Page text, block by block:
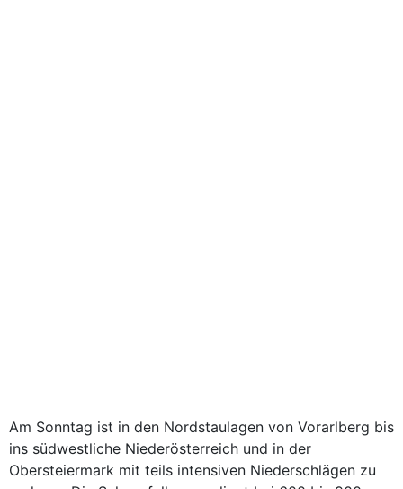
Am Sonntag ist in den Nordstaulagen von Vorarlberg bis
ins südwestliche Niederösterreich und in der
Obersteiermark mit teils intensiven Niederschlägen zu